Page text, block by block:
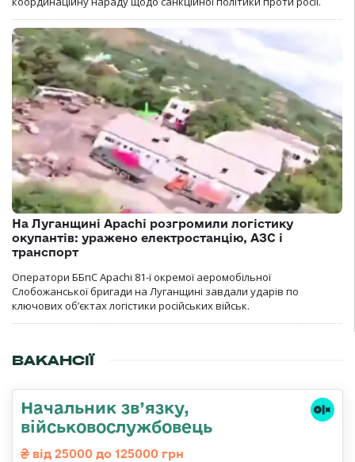
На Луганщині Apachi розгромили логістику
окупантів: уражено електростанцію, АЗС і
транспорт
Оператори ББпС Apachi 81-ї окремої аеромобільної
Слобожанської бригади на Луганщині завдали ударів по
ключових об’єктах логістики російських військ.
ВАКАНСІЇ
Начальник зв’язку,
військовослужбовець
від 25000 до 125000 грн